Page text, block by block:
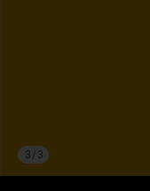
3/ 3